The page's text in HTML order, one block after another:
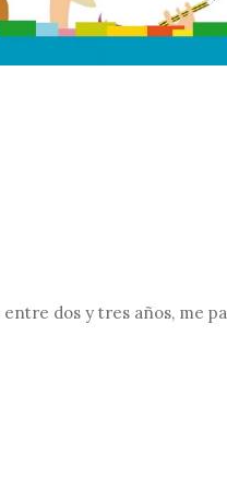
dos y tres años, me